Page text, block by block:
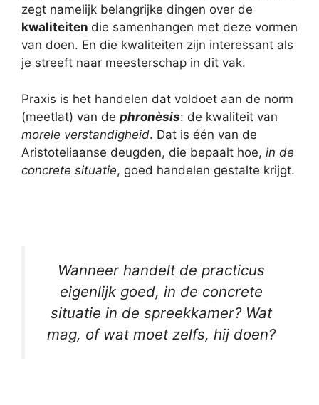
zegt namelijk belangrijke dingen over de
kwaliteiten die samenhangen met deze vormen
van doen. En die kwaliteiten zijn interessant als
je streeft naar meesterschap in dit vak.
Praxis is het handelen dat voldoet aan de norm
(meetlat) van de phronèsis: de kwaliteit van
morele verstandigheid. Dat is één van de
Aristoteliaanse deugden, die bepaalt hoe, in de
concrete situatie, goed handelen gestalte krijgt.
Wanneer handelt de practicus
eigenlijk goed, in de concrete
situatie in de spreekkamer? Wat
mag, of wat moet zelfs, hij doen?